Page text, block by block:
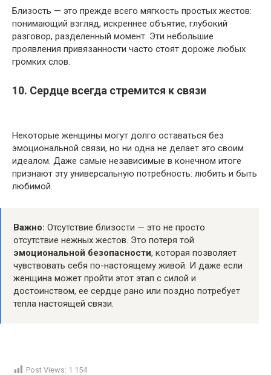
Близость — это прежде всего мягкость простых жестов:
понимающий взгляд, искреннее объятие, глубокий
разговор, разделенный момент. Эти небольшие
проявления привязанности часто стоят дороже любых
громких слов.
10. Сердце всегда стремится к связи
Некоторые женщины могут долго оставаться без
эмоциональной связи, но ни одна не делает это своим
идеалом. Даже самые независимые в конечном итоге
признают эту универсальную потребность: любить и быть
любимой.
Важно: Отсутствие близости — это не просто
отсутствие нежных жестов. Это потеря той
эмоциональной безопасности, которая позволяет
чувствовать себя по-настоящему живой. И даже если
женщина может пройти этот этап с силой и
достоинством, ее сердце рано или поздно потребует
тепла настоящей связи.
Post Views: 1 154